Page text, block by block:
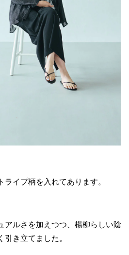
イプ柄を入れてあります。
アルさを加えつつ、楊柳らしい陰
き立てました。